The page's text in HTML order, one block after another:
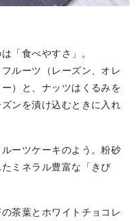
「食べやすさ」。
ルーツ（レーズン、オレ
）と、ナッツはくるみを
ンを漬け込むときに入れ
ーツケーキのよう。粉砂
ミネラル豊富な「きび
茶葉とホワイトチョコレ